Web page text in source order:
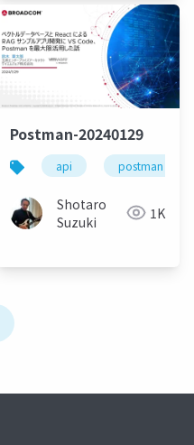
Postman-20240129
api postman
Shotaro
Suzuki
1K